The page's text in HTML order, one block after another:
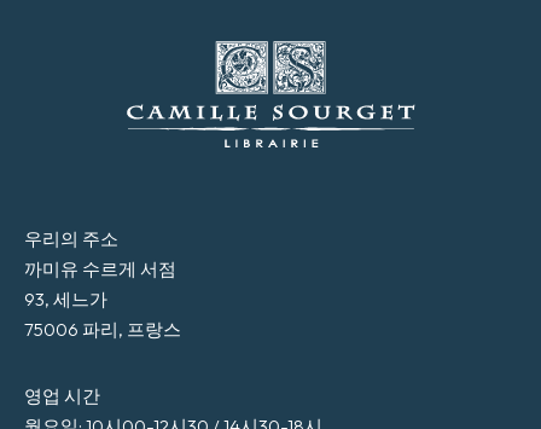
우리의 주소
까미유 수르게 서점
93, 세느가
75006 파리, 프랑스
영업 시간